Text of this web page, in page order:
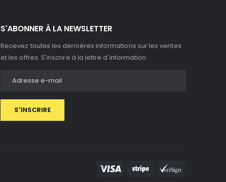
S'ABONNER À LA NEWSLETTER
Recevez toutes les dernières informations sur les ventes
et les offres. S'inscrire à la lettre d'information :
S'INSCRIRE